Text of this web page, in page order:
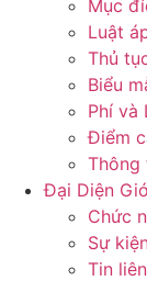
Mục
Luật
Thủ
Biểu
Phí và
Điểm
Thông
Đại Diện
Chức
Sự
Tin